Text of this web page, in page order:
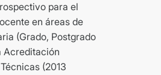
para el
en áreas de
(Grado, Postgrado
Acreditación
(2013